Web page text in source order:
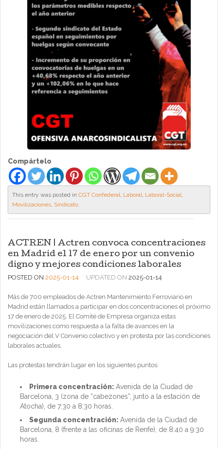
Compártelo
This entry was posted in CGT Confederal, Laboral, Laboral-Social,
Movilizaciones, Sindicato.
ACTREN | Actren convoca concentraciones
en Madrid el 17 de enero por un convenio
digno y mejores condiciones laborales
POSTED ON 2025-01-14 UPDATED ON 2025-01-14
Más de 700 empleados de Actren Mantenimiento Ferroviario en
Madrid están llamados a participar en dos concentraciones el próximo
17 de enero de 2025. El Comité de Empresa organiza estas
movilizaciones como respuesta a la falta de avances en la
negociación del V Convenio colectivo y en protesta por las condiciones
laborales actuales.
Las protestas tendrán lugar en los siguientes puntos:
Primera concentración: Avenida de la Ciudad de
Barcelona, 3 (zona de “cabezones”, junto a la estación de
Atocha), de 7:30 a 8:30 horas.
Segunda concentración: Avenida de la Ciudad de
Barcelona, 8 (frente a las oficinas de Renfe), de 8:40 a 9:30
horas.